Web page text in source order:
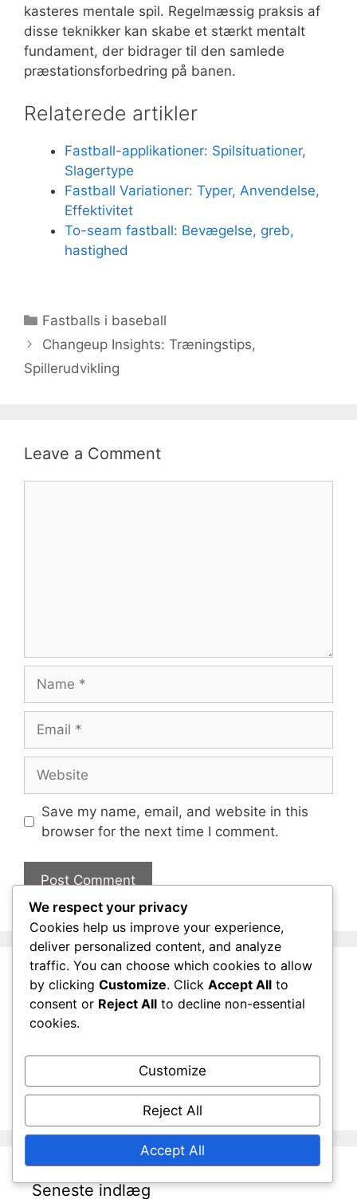
kasteres mentale spil. Regelmæssig praksis af
disse teknikker kan skabe et stærkt mentalt
fundament, der bidrager til den samlede
præstationsforbedring på banen.
Relaterede artikler
Fastball-applikationer: Spilsituationer,
Slagertype
Fastball Variationer: Typer, Anvendelse,
Effektivitet
To-seam fastball: Bevægelse, greb,
hastighed
Categories
Fastballs i baseball
Changeup Insights: Træningstips,
Spillerudvikling
Leave a Comment
Save my name, email, and website in this
browser for the next time I comment.
Links
Om os
Tag kontakt
Seneste indlæg
We respect your privacy
Cookies help us improve your experience,
deliver personalized content, and analyze
traffic. You can choose which cookies to allow
by clicking Customize. Click Accept All to
consent or Reject All to decline non-essential
cookies.
Customize
Reject All
Accept All